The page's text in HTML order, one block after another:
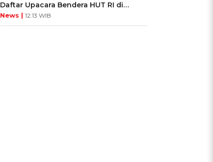
Daftar Upacara Bendera HUT RI di
Istana Negara
News | 12:13 WIB